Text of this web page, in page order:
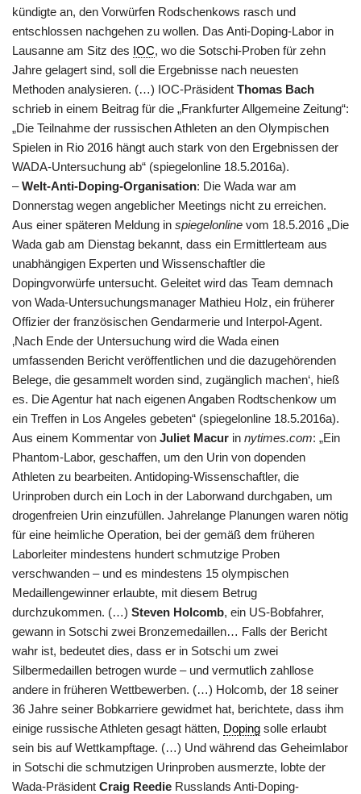
kündigte an, den Vorwürfen Rodschenkows rasch und
entschlossen nachgehen zu wollen. Das Anti-Doping-Labor in
Lausanne am Sitz des IOC, wo die Sotschi-Proben für zehn
Jahre gelagert sind, soll die Ergebnisse nach neuesten
Methoden analysieren. (…) IOC-Präsident Thomas Bach
schrieb in einem Beitrag für die „Frankfurter Allgemeine Zeitung“:
„Die Teilnahme der russischen Athleten an den Olympischen
Spielen in Rio 2016 hängt auch stark von den Ergebnissen der
WADA-Untersuchung ab“ (spiegelonline 18.5.2016a).
–Welt-Anti-Doping-Organisation: Die Wada war am
Donnerstag wegen angeblicher Meetings nicht zu erreichen.
Aus einer späteren Meldung in spiegelonline vom 18.5.2016 „Die
Wada gab am Dienstag bekannt, dass ein Ermittlerteam aus
unabhängigen Experten und Wissenschaftler die
Dopingvorwürfe untersucht. Geleitet wird das Team demnach
von Wada-Untersuchungsmanager Mathieu Holz, ein früherer
Offizier der französischen Gendarmerie und Interpol-Agent.
‚Nach Ende der Untersuchung wird die Wada einen
umfassenden Bericht veröffentlichen und die dazugehörenden
Belege, die gesammelt worden sind, zugänglich machen‘, hieß
es. Die Agentur hat nach eigenen Angaben Rodtschenkow um
ein Treffen in Los Angeles gebeten“ (spiegelonline 18.5.2016a).
Aus einem Kommentar von Juliet Macur in nytimes.com: „Ein
Phantom-Labor, geschaffen, um den Urin von dopenden
Athleten zu bearbeiten. Antidoping-Wissenschaftler, die
Urinproben durch ein Loch in der Laborwand durchgaben, um
drogenfreien Urin einzufüllen. Jahrelange Planungen waren nötig
für eine heimliche Operation, bei der gemäß dem früheren
Laborleiter mindestens hundert schmutzige Proben
verschwanden – und es mindestens 15 olympischen
Medaillengewinner erlaubte, mit diesem Betrug
durchzukommen. (…) Steven Holcomb, ein US-Bobfahrer,
gewann in Sotschi zwei Bronzemedaillen… Falls der Bericht
wahr ist, bedeutet dies, dass er in Sotschi um zwei
Silbermedaillen betrogen wurde – und vermutlich zahllose
andere in früheren Wettbewerben. (…) Holcomb, der 18 seiner
36 Jahre seiner Bobkarriere gewidmet hat, berichtete, dass ihm
einige russische Athleten gesagt hätten, Doping solle erlaubt
sein bis auf Wettkampftage. (…) Und während das Geheimlabor
in Sotschi die schmutzigen Urinproben ausmerzte, lobte der
Wada-Präsident Craig Reedie Russlands Anti-Doping-